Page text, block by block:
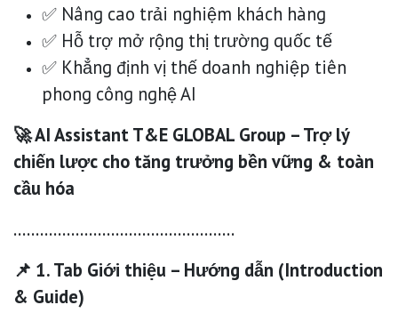
✅ Nâng cao trải nghiệm khách hàng
✅ Hỗ trợ mở rộng thị trường quốc tế
✅ Khẳng định vị thế doanh nghiệp tiên
phong công nghệ AI
🚀 AI Assistant T&E GLOBAL Group – Trợ lý
chiến lược cho tăng trưởng bền vững & toàn
cầu hóa
…………………………………………..
📌 1. Tab Giới thiệu – Hướng dẫn (Introduction
& Guide)